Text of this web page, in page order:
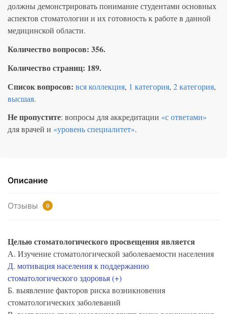
должны демонстрировать понимание студентами основных
аспектов стоматологии и их готовность к работе в данной
медицинской области.
Количество вопросов: 356.
Количество страниц: 189.
Список вопросов: вся коллекция, 1 категория, 2 категория,
высшая.
Не пропустите: вопросы для аккредитации «с ответами»
для врачей и «уровень специалитет».
Описание
Отзывы 0
Целью стоматологического просвещения является
А. Изучение стоматологической заболеваемости населения
Д. мотивация населения к поддержанию
стоматологического здоровья (+)
Б. выявление факторов риска возникновения
стоматологических заболеваний